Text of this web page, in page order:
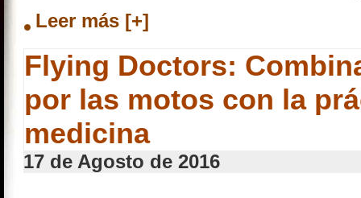
Leer más [+]
Flying Doctors:
por las motos con la
medicina
17 de Agosto de 2016